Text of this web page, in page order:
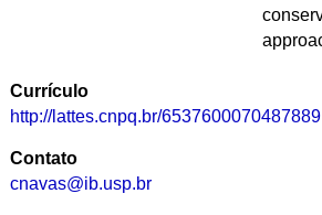
Currículo
http://lattes.cnpq.br/6537600070487889
Contato
cnavas@ib.usp.br